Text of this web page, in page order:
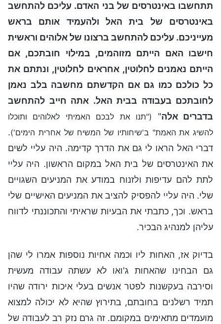
תתחשבו באינטרסים של בני האדם. עליכם להתחשב
באינטרסים של בית האל ולהעמיד אותם בראש
מעייניכם. עליכם להתחשב ברצונו של אלוהים וראשית
חישבו האם הייתם מזוהמים, במילוי חובתכם, אם
הייתם נאמנים לחלוטין, אחראים לחלוטין, ונתתם את
כל כולכם כמו גם אם הקדשתם מחשבה בלב נאמן
לחובתכם בעבודה בבית האל. אתה חייב להתחשב
בדברים אלה"
("תנו את לבכם האמיתי לאלוהים ותוכלו
להשיג את האמת" ב'שיחותיו של המשיח של אחרית הימים').
דברי האל הראו לי גם את הדרך קדימה. היה עליי לשים
את האינטרסים של בית האל במקום הראשון. היה עליי
לתת להם עדיפות ולזנוח במודע את המניעים השגויים
שלי. היה עליי להפסיק להציב את המניעים האישיים שלי
בראש. וכך, כתבתי את הבעיות שראיתי והתכוננתי לדווח
עליהן למנהיג הבכיר.
בדיוק אז, האחות ליו וכמה אחיות נוספות אמרו לי שהן
גם הבחינו שהאחות ג'ואו לא עשתה עבודה מעשית
וסירבה בעקשנות לפטר אנשים בעלי איכות ירודה שהיו
תמיד רשלנים בחובתם, בתירוץ שהיא לא יכולה למצוא
מועמדים מתאימים במקומם. זה גרם נזק רב לעבודה של